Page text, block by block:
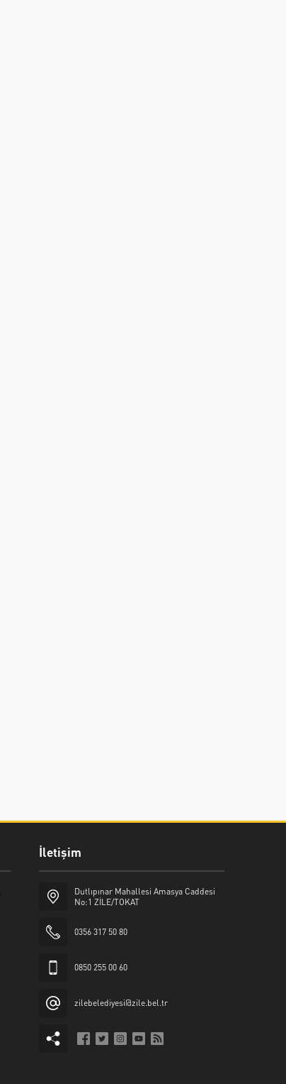
İletişim
Dutlıpınar Mahallesi Amasya Caddesi
No:1 ZİLE/TOKAT
0356 317 50 80
0850 255 00 60
zilebelediyesi@zile.bel.tr